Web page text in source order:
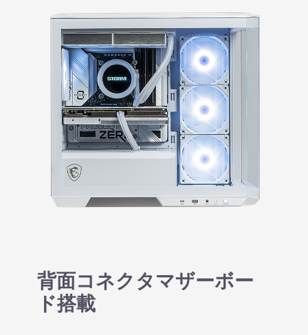
背面コネクタマザーボー
ド搭載